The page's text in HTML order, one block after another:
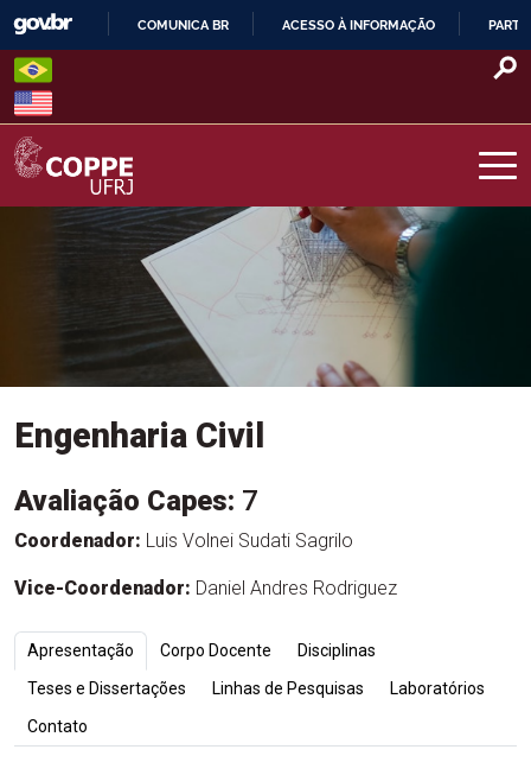
Skip
content
O
COMUNICA BR ACESSO À INFORMAÇÃO
COPPE – UFRJ
Engenharia Civil
Avaliação Capes: 7
Coordenador: Luis Volnei Sudati Sagrilo
Vice-Coordenador: Daniel Andres Rodriguez
Apresentação Corpo Docente
Disciplinas
Teses e Dissertações
Linhas de Pesquisas
Laboratórios
Contato
Menu Programas